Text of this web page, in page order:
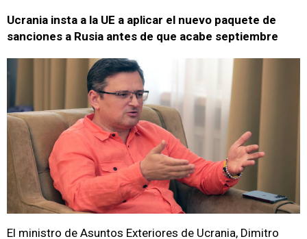
Ucrania insta a la UE a aplicar el nuevo paquete de
sanciones a Rusia antes de que acabe septiembre
El ministro de Asuntos Exteriores de Ucrania, Dimitro